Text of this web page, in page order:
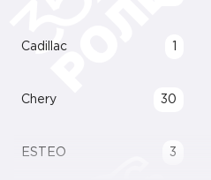
Cadillac
Chery 30
ESTEO 3